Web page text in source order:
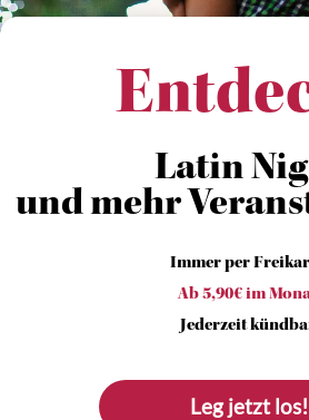
Latin
und mehr
Immer per
Ab 5,90€ im
Jederzeit
Leg jetzt los!